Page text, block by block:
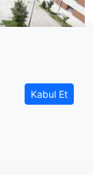
Kabul Et